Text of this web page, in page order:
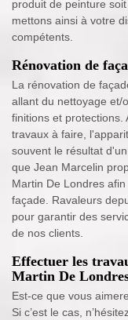
produit de peinture
mettons ainsi à votre
compétents.
Rénovation de
La rénovation de
allant du nettoyage et/
finitions et protections.
travaux à faire,
souvent le résultat
que Jean Marcelin
Martin De Londres
façade. Ravaleurs
pour garantir des
de nos clients.
Effectuer les
Martin De
Est-ce que vous
Si c’est le cas,